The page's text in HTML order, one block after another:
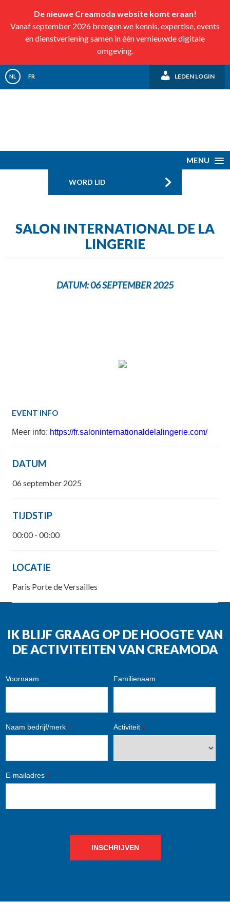
De nieuwe Creamoda website komt eraan!
Vanaf september 2026 brengen we kennis, expertise, events
en dienstverlening samen in één vernieuwde digitale
omgeving.
NL FR LEDEN LOGIN
MENU
WORD LID
SALON INTERNATIONAL DE LA
LINGERIE
DATUM:06 SEPTEMBER 2025
EVENT INFO
Meer info: https://fr.saloninternationaldelalingerie.com/
DATUM
06 september 2025
TIJDSTIP
00:00 - 00:00
LOCATIE
Paris Porte de Versailles
IK BLIJF GRAAG OP DE HOOGTE VAN
DE ACTIVITEITEN VAN CREAMODA
Voornaam Familienaam
Naam bedrijf/merk * Activiteit *
E-mailadres *
INSCHRIJVEN